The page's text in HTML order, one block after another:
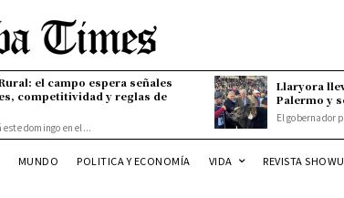
el campo espera señales
competitividad y reglas de
domingo en el...
Llaryora
Palermo y
El gobernador
MUNDO POLITICA Y ECONOMÍA VIDA REVISTA